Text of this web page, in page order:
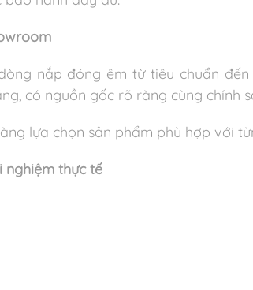
nắp đóng êm từ tiêu chuẩn
có nguồn gốc rõ ràng cùng chính
lựa chọn sản phẩm phù hợp với
nghiệm thực tế